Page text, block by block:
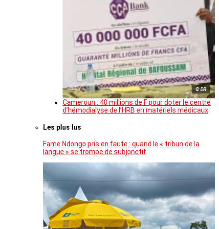
© DR
Cameroun : 40 millions de F pour doter le centre
d’hémodialyse de l’HRB en matériels médicaux
Les plus lus
Fame Ndongo pris en faute : quand le « tribun de la
langue » se trompe de subjonctif